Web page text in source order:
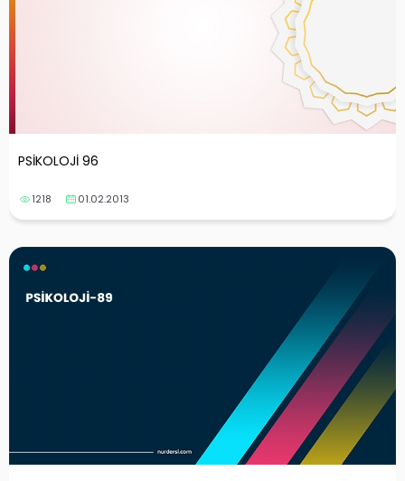
PSİKOLOJİ 96
1218 01.02.2013